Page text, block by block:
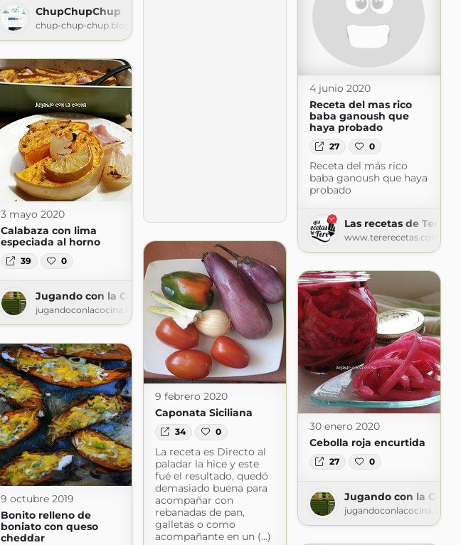
ChupChupChup
chup-chup-chup.blogspot.com
4 junio 2020
Receta del mas rico
baba ganoush que
haya probado
27 0
Receta del más rico
baba ganoush que haya
probado
Las recetas de Tere
www.tererecetas.com
3 mayo 2020
Calabaza con lima
especiada al horno
39 0
Jugando con la Cocina
jugandoconlacocina.blogspot.com
9 febrero 2020
Caponata Siciliana
34 0
La receta es Directo al
paladar la hice y este
fué el resultado, quedó
demasiado buena para
acompañar con
rebanadas de pan,
galletas o como
acompañante en un (...)
30 enero 2020
Cebolla roja encurtida
27 0
Jugando con la
9 octubre 2019
Bonito relleno de
boniato con queso
cheddar